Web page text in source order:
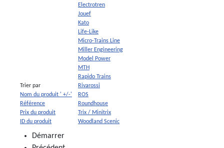
Trier par
Nom du produit ' +/-'
Référence
Prix du produit
ID du produit
Electrotren
Jouef
Kato
Life-Like
Micro-Trains Line
Miller Engineering
Model Power
MTH
Rapido Trains
Rivarossi
ROS
Roundhouse
Trix / Minitrix
Woodland Scenic
Démarrer